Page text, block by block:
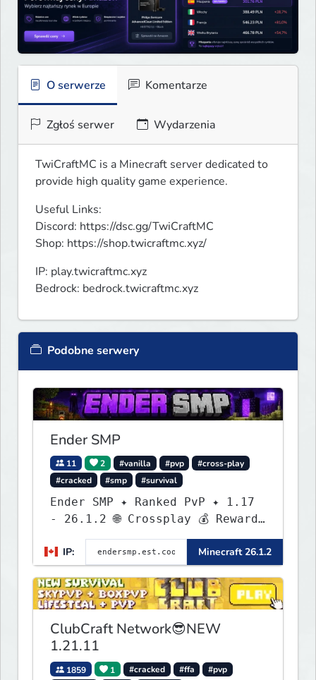
O serwerze Komentarze
Zgłoś serwer Wydarzenia
TwiCraftMC is a Minecraft server dedicated to
provide high quality game experience.
Useful Links:
Discord: https://dsc.gg/TwiCraftMC
Shop: https://shop.twicraftmc.xyz/
IP: play.twicraftmc.xyz
Bedrock: bedrock.twicraftmc.xyz
Podobne serwery
Ender SMP
11 2 #vanilla #pvp
#cross-play
#cracked
#smp #survival
Ender SMP ✦ Ranked PvP ✦ 1.17
- 26.1.2 🌐 Crossplay 💰 Rewards
IP:
Minecraft 26.1.2
ClubCraft Network😎NEW
1.21.11
1859 1 #cracked #ffa
#pvp